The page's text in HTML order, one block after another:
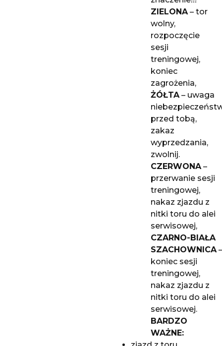
ZIELONA – tor
wolny,
rozpoczęcie
sesji
treningowej,
koniec
zagrożenia,
ŻÓŁTA – uwaga
przed tobą,
zakaz
wyprzedzania,
zwolnij.
CZERWONA –
przerwanie sesji
treningowej,
nakaz zjazdu z
nitki toru do alei
serwisowej,
CZARNO-BIAŁA
SZACHOWNICA –
koniec sesji
treningowej,
nakaz zjazdu z
nitki toru do alei
serwisowej.
BARDZO
WAŻNE: